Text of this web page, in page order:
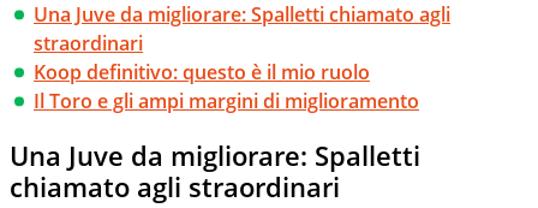
Una Juve da migliorare: Spalletti chiamato agli
straordinari
Koop definitivo: questo è il mio ruolo
Il Toro e gli ampi margini di miglioramento
Una Juve da migliorare: Spalletti
chiamato agli straordinari